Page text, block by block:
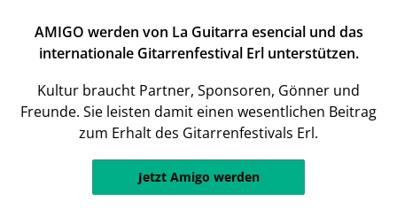
AMIGO werden von La Guitarra esencial und das
internationale Gitarrenfestival Erl unterstützen.
Kultur braucht Partner, Sponsoren, Gönner und
Freunde. Sie leisten damit einen wesentlichen Beitrag
zum Erhalt des Gitarrenfestivals Erl.
Jetzt Amigo werden